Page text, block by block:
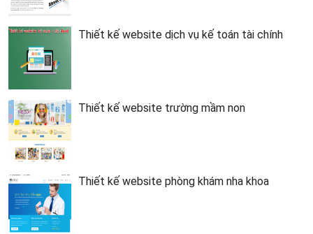
Thiết kế website dịch vụ kế toán tài chính
Thiết kế website trường mầm non
Thiết kế website phòng khám nha khoa